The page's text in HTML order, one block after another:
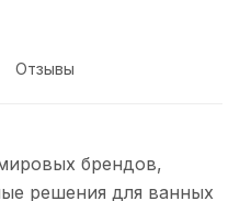
Отзывы
брендов,
решения для ванных